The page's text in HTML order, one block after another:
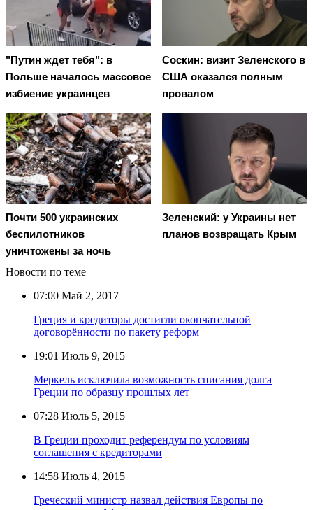
"Путин ждет тебя": в
Польше началось массовое
избиение украинцев
Соскин: визит Зеленского в
США оказался полным
провалом
Почти 500 украинских
беспилотников
уничтожены за ночь
Зеленский: у Украины нет
планов возвращать Крым
Новости по теме
07:00 Май 2, 2017
Греция и кредиторы достигли окончательной
договорённости по пакету реформ
19:01 Июль 9, 2015
Меркель исключила возможность списания долга
Греции по образцу прошлых лет
07:28 Июль 5, 2015
В Греции проходит референдум по условиям
соглашения с кредиторами
14:58 Июль 4, 2015
Греческий министр назвал действия Европы по